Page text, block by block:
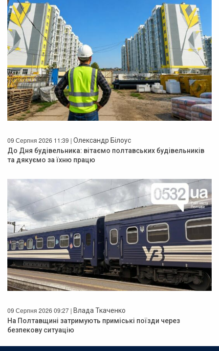
09 Серпня 2026 11:39 | Олександр Білоус
До Дня будівельника: вітаємо полтавських будівельників
та дякуємо за їхню працю
09 Серпня 2026 09:27 | Влада Ткаченко
На Полтавщині затримують приміські поїзди через
безпекову ситуацію